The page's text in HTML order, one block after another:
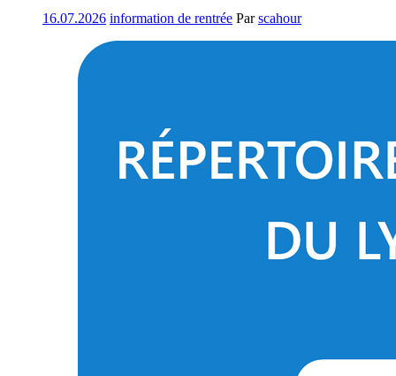
16.07.2026 information de rentrée Parscahour